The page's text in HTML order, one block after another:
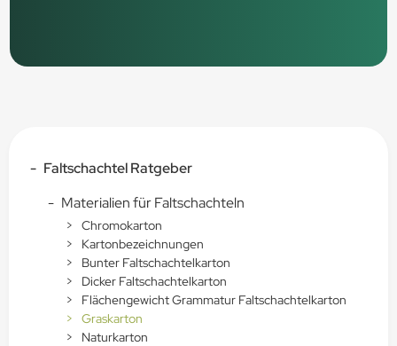
- Faltschachtel Ratgeber
- Materialien für Faltschachteln
>
Chromokarton
>
Kartonbezeichnungen
>
Bunter Faltschachtelkarton
>
Dicker Faltschachtelkarton
>
Flächengewicht Grammatur Faltschachtelkarton
>
Graskarton
>
Naturkarton